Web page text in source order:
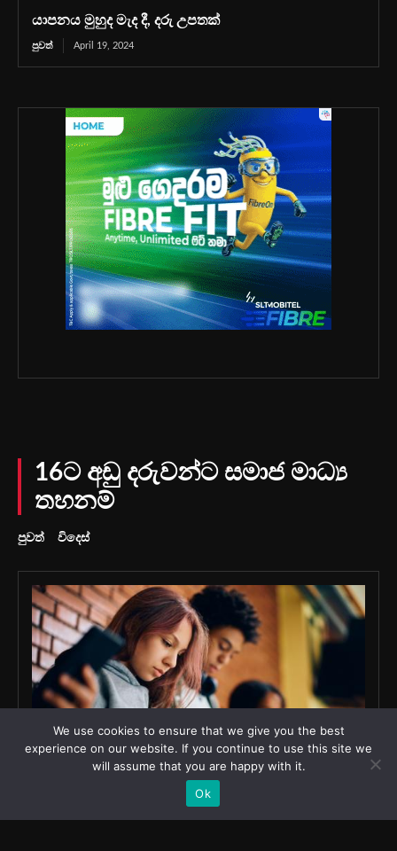
යාපනය මුහුද මැද දී, දරු උපතක්
පුවත් April 19, 2024
We use cookies to ensure that we give you the best
experience on our website. If you continue to use this site we
will assume that you are happy with it.
Ok